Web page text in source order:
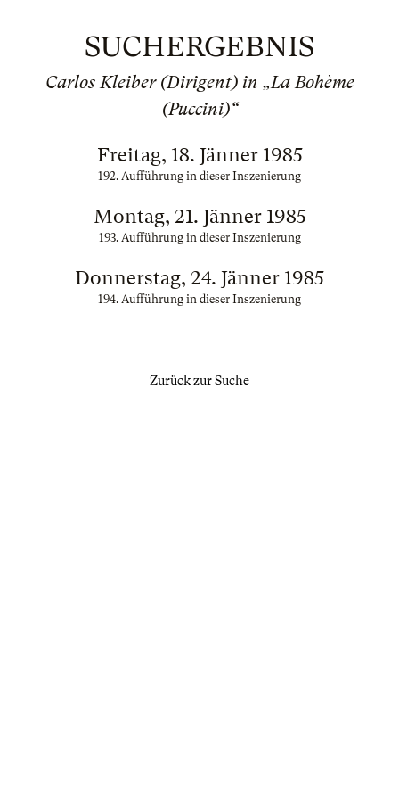
SUCHERGEBNIS
Carlos Kleiber (Dirigent) in „La Bohème
(Puccini)“
Freitag, 18. Jänner 1985
192. Aufführung in dieser Inszenierung
Montag, 21. Jänner 1985
193. Aufführung in dieser Inszenierung
Donnerstag, 24. Jänner 1985
194. Aufführung in dieser Inszenierung
Zurück zur Suche